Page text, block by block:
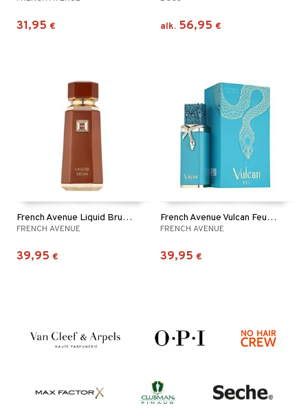
31,95 € alk. 56,95 €
French Avenue Liquid Brun - Eau de parfum
FRENCH AVENUE
39,95 €
French Avenue Vulcan Feu - Eau de parfum
FRENCH AVENUE
39,95 €